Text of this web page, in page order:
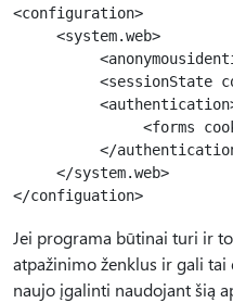
<configuration>
     <system.web>
<sessionState
<forms
</
     </system.web>
Jei programa būtinai turi ir
atpažinimo ženklus ir gali
naujo įgalinti naudojant šią